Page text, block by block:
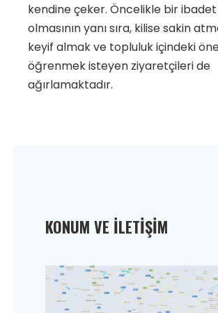
kendine çeker. Öncelikle bir
olmasının yanı sıra, kilise sakin
keyif almak ve topluluk içindeki
öğrenmek isteyen ziyaretçileri de
ağırlamaktadır.
KONUM VE İLETIŞIM